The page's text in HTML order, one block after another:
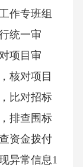
作专班组
统一审
项目审
核对项目
比对招标
排查围标
资金拨付
异常信息1